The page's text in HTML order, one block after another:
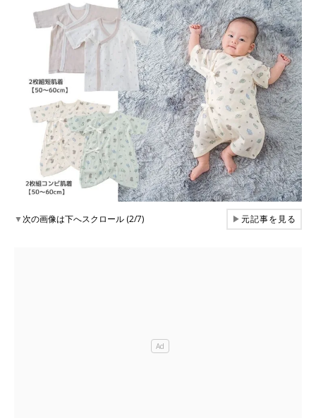
▼次の画像は下へスクロール (2/7) ▶元記事を見る